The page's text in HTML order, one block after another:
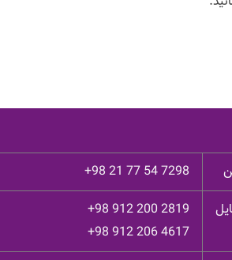
+98 21 77 54 7298
+98 912 200 2819
+98 912 206 4617